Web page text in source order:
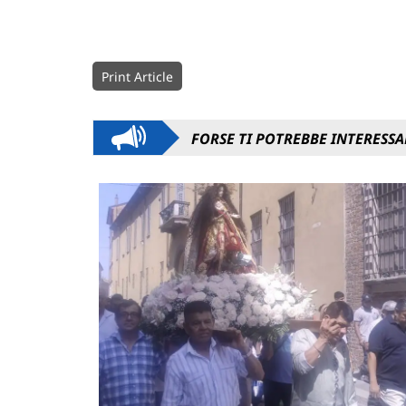
Print Article
FORSE TI POTREBBE